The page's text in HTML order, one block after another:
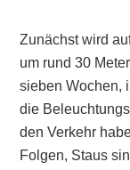
Zunächst wird
um rund 30
sieben Wochen,
die
den Verkehr
Folgen, Staus